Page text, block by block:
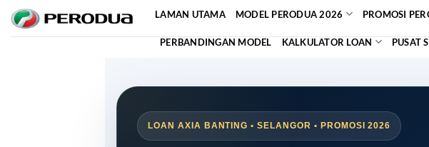
Skip
LAMAN UTAMA MODEL PERODUA 2026 PROMOSI
PERBANDINGAN MODEL KALKULATOR LOAN PUSAT
LOAN AXIA BANTING • SELANGOR • PROMOSI 2026